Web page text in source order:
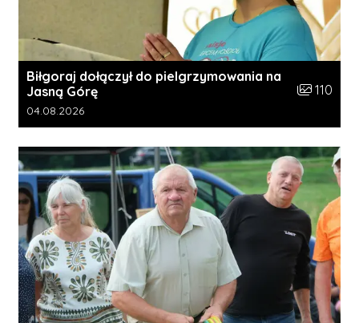
Biłgoraj dołączył do pielgrzymowania na
Jasną Górę
Liczba
110
Data dodania galerii:
04.08.2026